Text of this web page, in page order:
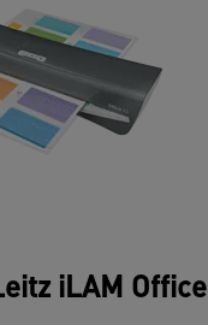
iLAM Office